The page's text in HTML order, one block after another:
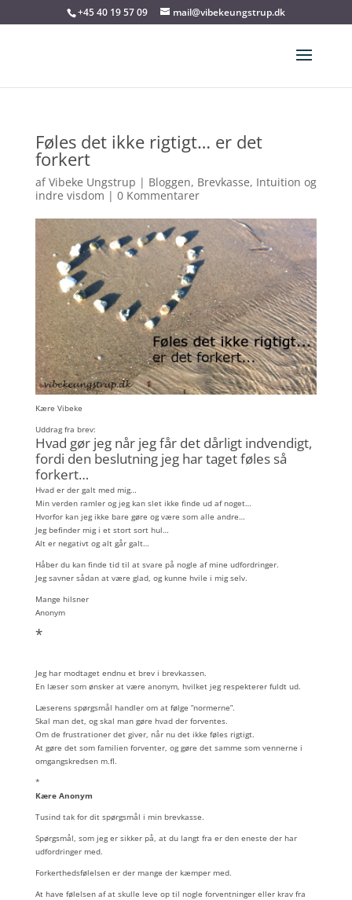
+45 40 19 57 09 mail@vibekeungstrup.dk
Føles det ikke rigtigt… er det
forkert
afVibeke Ungstrup | Bloggen, Brevkasse, Intuition og
indre visdom | 0 Kommentarer
Kære Vibeke
Uddrag fra brev:
Hvad gør jeg når jeg får det dårligt indvendigt,
fordi den beslutning jeg har taget føles så
forkert…
Hvad er der galt med mig…
Min verden ramler og jeg kan slet ikke finde ud af noget…
Hvorfor kan jeg ikke bare gøre og være som alle andre…
Jeg befinder mig i et stort sort hul…
Alt er negativt og alt går galt…
Håber du kan finde tid til at svare på nogle af mine udfordringer.
Jeg savner sådan at være glad, og kunne hvile i mig selv.
Mange hilsner
Anonym
*
Jeg har modtaget endnu et brev i brevkassen.
En læser som ønsker at være anonym, hvilket jeg respekterer fuldt ud.
Læserens spørgsmål handler om at følge ”normerne”.
Skal man det, og skal man gøre hvad der forventes.
Om de frustrationer det giver, når nu det ikke føles rigtigt.
At gøre det som familien forventer, og gøre det samme som vennerne i
omgangskredsen m.fl.
*
Kære Anonym
Tusind tak for dit spørgsmål i min brevkasse.
Spørgsmål, som jeg er sikker på, at du langt fra er den eneste der har
udfordringer med.
Forkerthedsfølelsen er der mange der kæmper med.
At have følelsen af at skulle leve op til nogle forventninger eller krav fra